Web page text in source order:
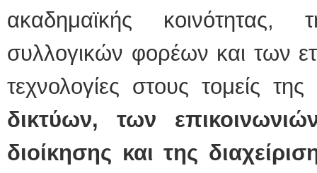
ακαδημαϊκής κοινότητας,
συλλογικών φορέων και των
τεχνολογίες στους τομείς της
δικτύων, των
διοίκησης και της